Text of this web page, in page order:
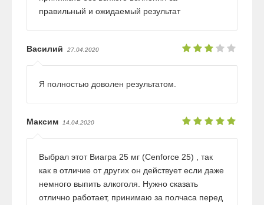
правильный и ожидаемый результат
Василий 27.04.2020
Я полностью доволен результатом.
Максим 14.04.2020
Выбрал этот Виагра 25 мг (Cenforce 25) , так
как в отличие от других он действует если даже
немного выпить алкоголя. Нужно сказать
отлично работает, принимаю за полчаса перед